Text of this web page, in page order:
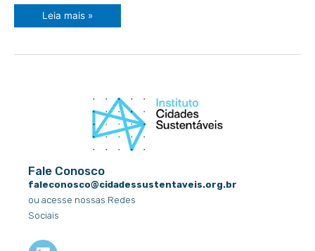
Leia mais »
Fale Conosco
faleconosco@cidadessustentaveis.org.br
ou acesse nossas Redes
Sociais
L